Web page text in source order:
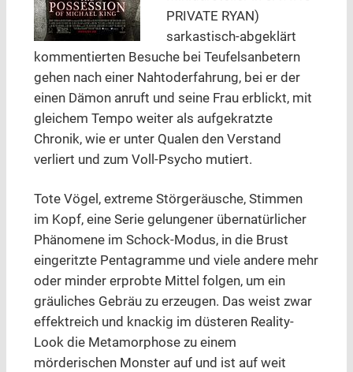
PRIVATE RYAN)
sarkastisch-abgeklärt
kommentierten Besuche bei Teufelsanbetern
gehen nach einer Nahtoderfahrung, bei er der
einen Dämon anruft und seine Frau erblickt, mit
gleichem Tempo weiter als aufgekratzte
Chronik, wie er unter Qualen den Verstand
verliert und zum Voll-Psycho mutiert.
Tote Vögel, extreme Störgeräusche, Stimmen
im Kopf, eine Serie gelungener übernatürlicher
Phänomene im Schock-Modus, in die Brust
eingeritzte Pentagramme und viele andere mehr
oder minder erprobte Mittel folgen, um ein
gräuliches Gebräu zu erzeugen. Das weist zwar
effektreich und knackig im düsteren Reality-
Look die Metamorphose zu einem
mörderischen Monster auf und ist auf weit